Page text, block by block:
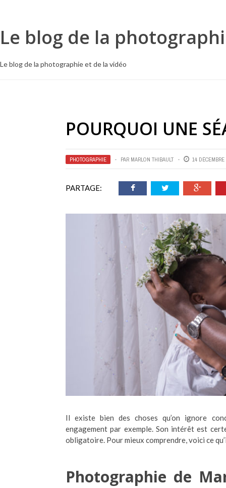
Le blog de la
Le blog de la photographie et de la vidéo
POURQUOI UNE
PHOTOGRAPHIE PAR MARLON THIBAULT 14 DÉCEMBRE
PARTAGE:
Il existe bien des choses qu’on ignore
engagement par exemple. Son intérêt est
obligatoire. Pour mieux comprendre, voici ce
Photographie de